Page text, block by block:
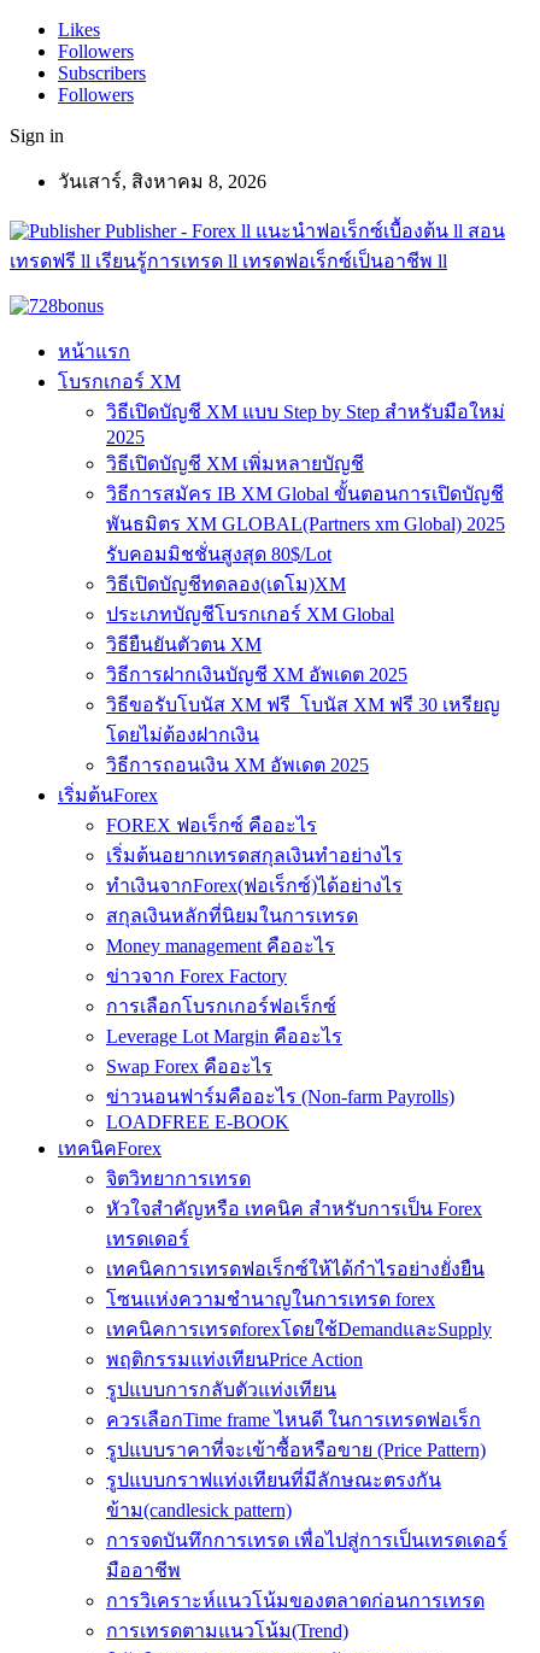
Likes
Followers
Subscribers
Followers
Sign in
วันเสาร์, สิงหาคม 8, 2026
Publisher - Forex ll แนะนำฟอเร็กซ์เบื้องต้น ll สอน
เทรดฟรี ll เรียนรู้การเทรด ll เทรดฟอเร็กซ์เป็นอาชีพ ll
หน้าแรก
โบรกเกอร์ XM
วิธีเปิดบัญชี XM แบบ Step by Step สำหรับมือใหม่
2025
วิธีเปิดบัญชี XM เพิ่มหลายบัญชี
วิธีการสมัคร IB XM Global ขั้นตอนการเปิดบัญชี
พันธมิตร XM GLOBAL(Partners xm Global) 2025
รับคอมมิชชั่นสูงสุด 80$/Lot
วิธีเปิดบัญชีทดลอง(เดโม)XM
ประเภทบัญชีโบรกเกอร์ XM Global
วิธียืนยันตัวตน XM
วิธีการฝากเงินบัญชี XM อัพเดต 2025
วิธีขอรับโบนัส XM ฟรี โบนัส XM ฟรี 30 เหรียญ
โดยไม่ต้องฝากเงิน
วิธีการถอนเงิน XM อัพเดต 2025
เริ่มต้นForex
FOREX ฟอเร็กซ์ คืออะไร
เริ่มต้นอยากเทรดสกุลเงินทำอย่างไร
ทำเงินจากForex(ฟอเร็กซ์)ได้อย่างไร
สกุลเงินหลักที่นิยมในการเทรด
Money management คืออะไร
ข่าวจาก Forex Factory
การเลือกโบรกเกอร์ฟอเร็กซ์
Leverage Lot Margin คืออะไร
Swap Forex คืออะไร
ข่าวนอนฟาร์มคืออะไร (Non-farm Payrolls)
LOADFREE E-BOOK
เทคนิคForex
จิตวิทยาการเทรด
หัวใจสำคัญหรือ เทคนิค สำหรับการเป็น Forex
เทรดเดอร์
เทคนิคการเทรดฟอเร็กซ์ให้ได้กำไรอย่างยั่งยืน
โซนแห่งความชำนาญในการเทรด forex
เทคนิคการเทรดforexโดยใช้DemandและSupply
พฤติกรรมแท่งเทียนPrice Action
รูปแบบการกลับตัวแท่งเทียน
ควรเลือกTime frame ไหนดี ในการเทรดฟอเร็ก
รูปแบบราคาที่จะเข้าซื้อหรือขาย (Price Pattern)
รูปแบบกราฟแท่งเทียนที่มีลักษณะตรงกัน
ข้าม(candlesick pattern)
การจดบันทึกการเทรด เพื่อไปสู่การเป็นเทรดเดอร์
มืออาชีพ
การวิเคราะห์แนวโน้มของตลาดก่อนการเทรด
การเทรดตามแนวโน้ม(Trend)